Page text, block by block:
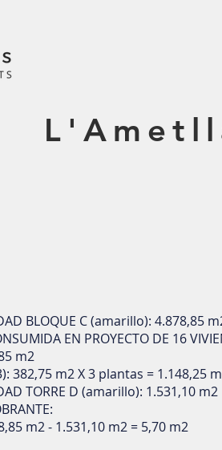
BLOQUE C (amarillo): 4.878,85
EN PROYECTO DE 16
m2
382,75 m2 X 3 plantas = 1.148,25
TORRE D (amarillo): 1.531,10 m2
m2 - 1.531,10 m2 = 5,70 m2